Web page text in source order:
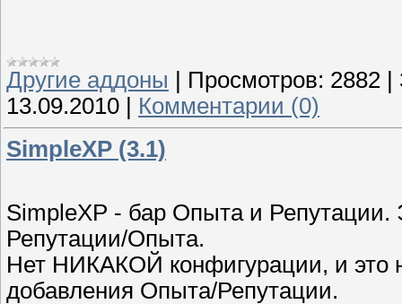
Другие аддоны Просмотров: 2882
13.09.2010
Комментарии (0)
SimpleXP (3.1)
SimpleXP - бар Опыта и
Репутации/Опыта.
Нет НИКАКОЙ конфигурации, и это
добавления Опыта/Репутации.